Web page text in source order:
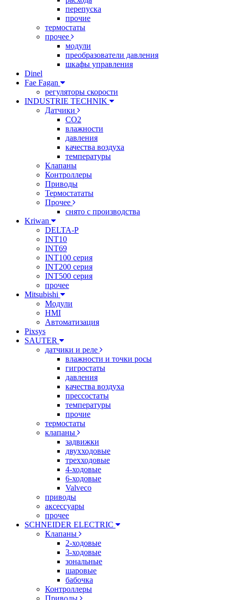
перепуска
прочие
термостаты
прочее
модули
преобразователи давления
шкафы управления
Dinel
Fae Fagan
регуляторы скорости
INDUSTRIE TECHNIK
Датчики
CO2
влажности
давления
качества воздуха
температуры
Клапаны
Контроллеры
Приводы
Термостататы
Прочее
снято с производства
Kriwan
DELTA-P
INT10
INT69
INT100 серия
INT200 серия
INT500 серия
прочее
Mitsubishi
Модули
HMI
Автоматизация
Pixsys
SAUTER
датчики и реле
влажности и точки росы
гигростаты
давления
качества воздуха
прессостаты
температуры
прочие
термостаты
клапаны
задвижки
двухходовые
трехходовые
4-ходовые
6-ходовые
Valveco
приводы
аксессуары
прочее
SCHNEIDER ELECTRIC
Клапаны
2-ходовые
3-ходовые
зональные
шаровые
бабочка
Контроллеры
Приводы